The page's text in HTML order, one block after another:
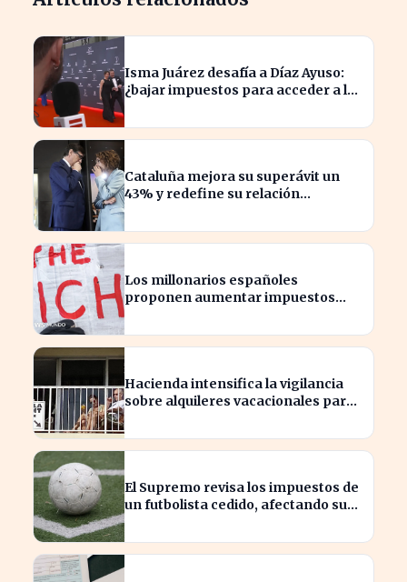
Isma Juárez desafía a Díaz Ayuso:
¿bajar impuestos para acceder a la
Cataluña mejora su superávit un
43% y redefine su relación
Los millonarios españoles
proponen aumentar impuestos
económica
Hacienda intensifica la vigilancia
sobre alquileres vacacionales para
El Supremo revisa los impuestos de
un futbolista cedido, afectando su